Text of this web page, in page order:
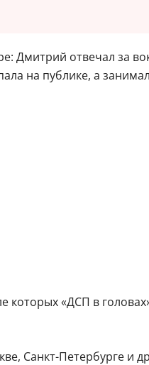
Дмитрий отвечал за
на публике, а
которых «ДСП в
Санкт-Петербурге и